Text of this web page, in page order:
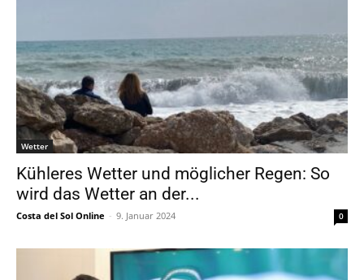
Wetter
Kühleres Wetter und möglicher Regen: So
wird das Wetter an der...
Costa del Sol Online - 9. Januar 2024 0